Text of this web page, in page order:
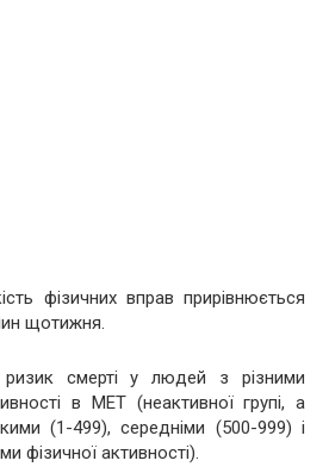
фізичних вправ прирівнюється
щотижня.
ризик смерті у людей з різними
в МЕТ (неактивної групі, а
(1-499), середніми (500-999) і
фізичної активності).